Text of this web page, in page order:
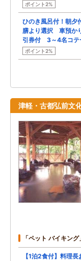
ポイント2%
ひのき風呂付！朝
膳より選択 車預か
引券付 3～4名コテ
ポイント2%
津軽・古都弘前文
「ペット バイキン
【1泊2食付】料理